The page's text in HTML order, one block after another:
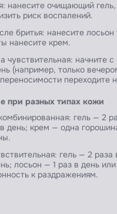
нанесите очищающий
риск воспалений.
бритья: нанесите
нанесите крем.
чувствительная: начните
(например, только
переходите
при разных типах кожи
гель — 2
день; крем — одна
гель — 2
лосьон — 1 раз в день
к раздражениям.